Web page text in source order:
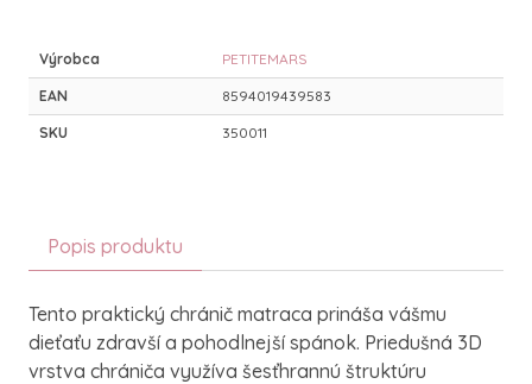
Výrobca PETITEMARS
EAN 8594019439583
SKU 350011
Popis produktu
Tento praktický chránič matraca prináša vášmu
dieťaťu zdravší a pohodlnejší spánok. Priedušná 3D
vrstva chrániča využíva šesťhrannú štruktúru